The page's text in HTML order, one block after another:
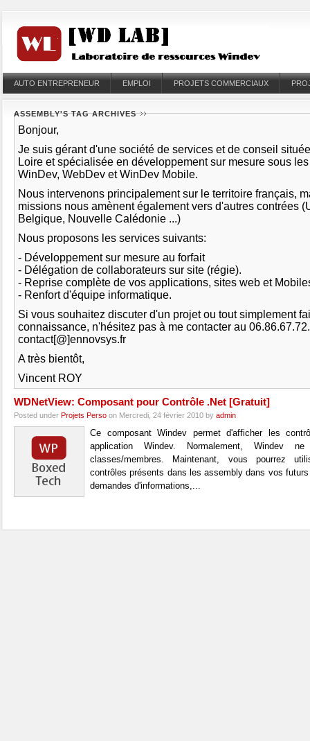
AUTO ENTREPRENEUR EMPLOI PROJETS COMMERCIAUX
ASSEMBLY'S TAG ARCHIVES
Bonjour,
Je suis gérant d'une société de services et de conseil
Loire et spécialisée en développement sur mesure sous
WinDev, WebDev et WinDev Mobile.
Nous intervenons principalement sur le territoire français,
missions nous amènent également vers d'autres contrées
Belgique, Nouvelle Calédonie ...)
Nous proposons les services suivants:
- Développement sur mesure au forfait
- Délégation de collaborateurs sur site (régie).
- Reprise complète de vos applications, sites web et
- Renfort d'équipe informatique.
Si vous souhaitez discuter d'un projet ou tout simplement
connaissance, n'hésitez pas à me contacter au
contact[@]ennovsys.fr
A très bientôt,
Vincent ROY
WDNetView: Composant pour Contrôle .Net [Gratuit]
Posted under Projets Perso on Mercredi, 24 février 2010 by admin
Ce composant Windev permet d'afficher les
application Windev. Normalement, Windev
classes/membres. Maintenant, vous pourrez
contrôles présents dans les assembly dans vos
demandes d'informations,...